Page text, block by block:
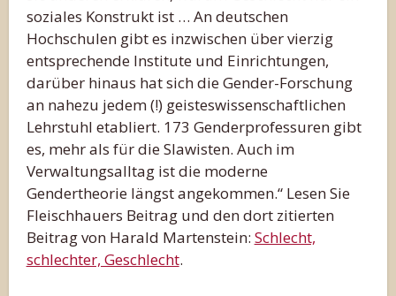
soziales Konstrukt ist … An deutschen
Hochschulen gibt es inzwischen über vierzig
entsprechende Institute und Einrichtungen,
darüber hinaus hat sich die Gender-Forschung
an nahezu jedem (!) geisteswissenschaftlichen
Lehrstuhl etabliert. 173 Genderprofessuren gibt
es, mehr als für die Slawisten. Auch im
Verwaltungsalltag ist die moderne
Gendertheorie längst angekommen.“ Lesen Sie
Fleischhauers Beitrag und den dort zitierten
Beitrag von Harald Martenstein: Schlecht,
schlechter, Geschlecht.